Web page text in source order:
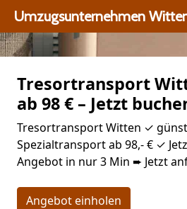
Umzugsunternehmen
Tresortransport
ab 98 € – Jetzt
Tresortransport Witten ✓
Spezialtransport ab 98,- € ✓
Angebot in nur 3 Min ➨ Jetzt
Angebot einholen